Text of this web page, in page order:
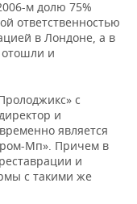
м долю 75%
ответственностью
в Лондоне, а в
и
с
и
является
Мп». Причем в
и
с такими же